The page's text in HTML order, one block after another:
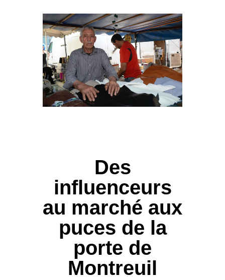
Des
influenceurs
au marché aux
puces de la
porte de
Montreuil